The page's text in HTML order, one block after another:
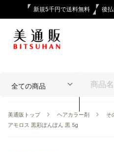
新規5千円で送料無料 後
美通販トップ ヘアカラー剤
そ
アモロス 黒彩ぽんぽん 黒 5g